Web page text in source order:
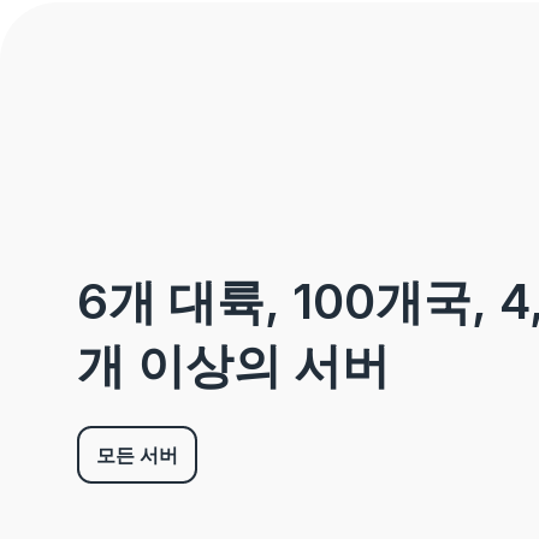
6개 대륙, 100개국,
개 이상의 서버
모든 서버